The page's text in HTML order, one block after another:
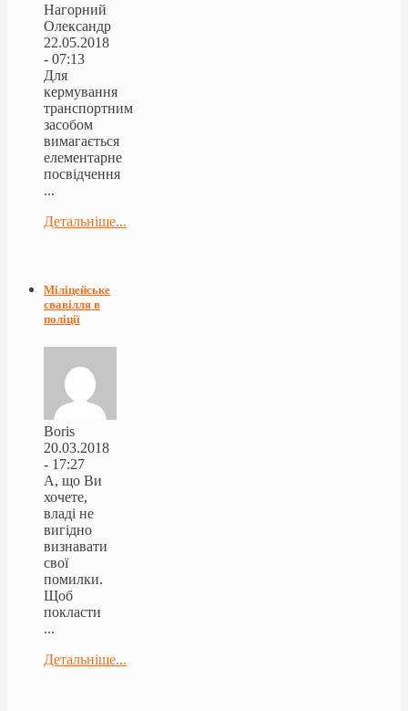
Нагорний
Олександр
22.05.2018
- 07:13
Для
кермування
транспортним
засобом
вимагається
елементарне
посвідчення
...
Детальніше...
Міліцейське
свавілля в
поліції
Boris
20.03.2018
- 17:27
А, що Ви
хочете,
владі не
вигідно
визнавати
свої
помилки.
Щоб
покласти
...
Детальніше...